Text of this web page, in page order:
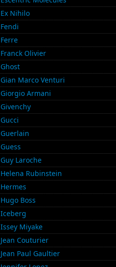
Ex Nihilo
Fendi
Ferre
Franck Olivier
Ghost
Gian Marco Venturi
Giorgio Armani
Givenchy
Gucci
Guerlain
Guess
Guy Laroche
Helena Rubinstein
Hermes
Hugo Boss
Iceberg
Issey Miyake
Jean Couturier
Jean Paul Gaultier